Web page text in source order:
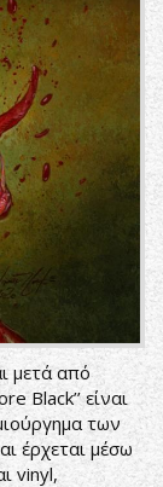
μετά από
Black’’ είναι
των
έρχεται μέσω
vinyl,